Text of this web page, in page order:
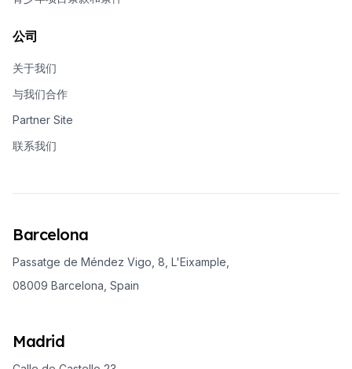
公司
关于我们
与我们合作
Partner Site
联系我们
Barcelona
Passatge de Méndez Vigo, 8, L'Eixample,
08009 Barcelona, Spain
Madrid